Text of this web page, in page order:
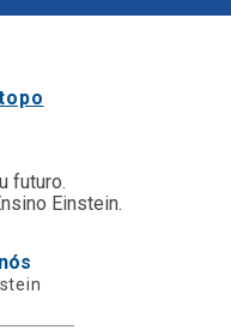
futuro.
Einstein.